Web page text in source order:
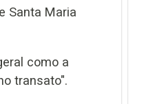
Santa Maria
como a
transato".